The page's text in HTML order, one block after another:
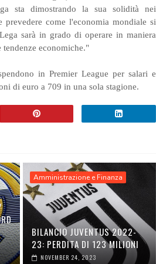
sta dimostrando la sua solidità nei
come l'economia mondiale si
sarà in grado di operare in maniera
economiche."
in Premier League per salari e
di euro a 709 in una sola stagione.
Amministrazione e Finanza
BILANCIO JUVENTUS 2022-
23: PERDITA DI 123 MILIONI
NOVEMBER 24, 2023